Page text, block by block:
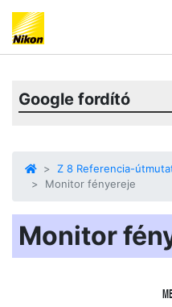
Google fordító
Z 8 Referencia-
Monitor fényereje
Monitor